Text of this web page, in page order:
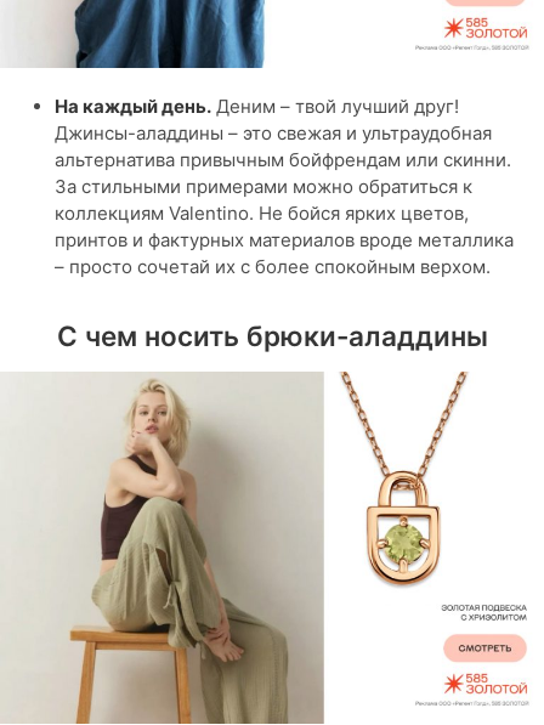
На каждый день. Деним – твой лучший друг!
Джинсы-аладдины – это свежая и ультраудобная
альтернатива привычным бойфрендам или скинни.
За стильными примерами можно обратиться к
коллекциям Valentino. Не бойся ярких цветов,
принтов и фактурных материалов вроде металлика
– просто сочетай их с более спокойным верхом.
С чем носить брюки-аладдины